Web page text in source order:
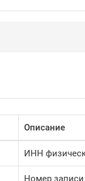
Описание
ИНН
Номер записи